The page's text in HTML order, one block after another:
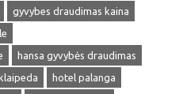
gyvybes draudimas kaina
hansa gyvybės draudimas
hotel palanga